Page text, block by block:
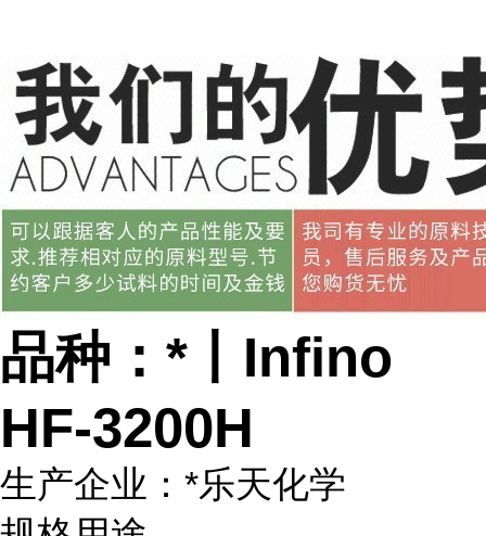
品种：*丨Infino
HF-3200H
生产企业：*乐天化学